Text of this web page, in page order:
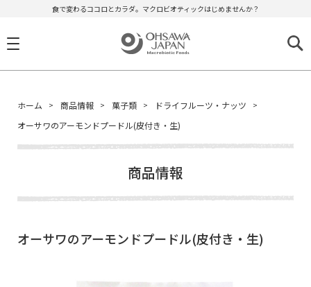
食で変わるココロとカラダ。マクロビオティックはじめませんか？
ホーム 商品情報 菓子類
ドライフルーツ・ナッツ
オーサワのアーモンドプードル(皮付き・生)
商品情報
オーサワのアーモンドプードル(皮付き・生)